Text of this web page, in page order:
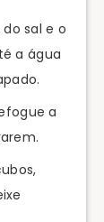
sal e o
a água
a